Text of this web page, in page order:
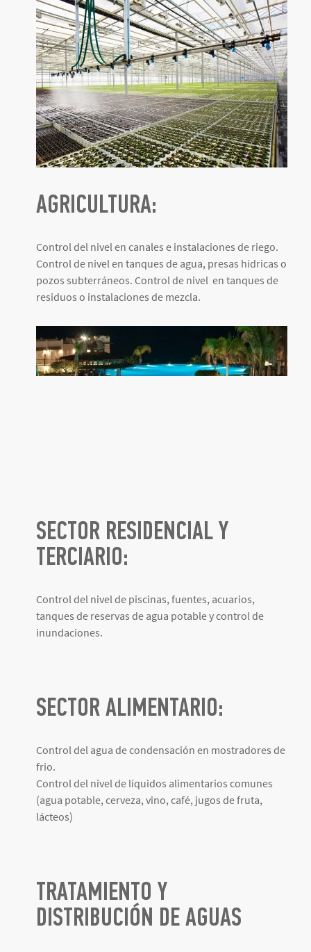
AGRICULTURA:
Control del nivel en canales e instalaciones de riego.
Control de nivel en tanques de agua, presas hídricas o
pozos subterráneos. Control de nivel en tanques de
residuos o instalaciones de mezcla.
SECTOR RESIDENCIAL Y
TERCIARIO:
Control del nivel de piscinas, fuentes, acuarios,
tanques de reservas de agua potable y control de
inundaciones.
SECTOR ALIMENTARIO:
Control del agua de condensación en mostradores de
frio.
Control del nivel de líquidos alimentarios comunes
(agua potable, cerveza, vino, café, jugos de fruta,
lácteos)
TRATAMIENTO Y
DISTRIBUCIÓN DE AGUAS